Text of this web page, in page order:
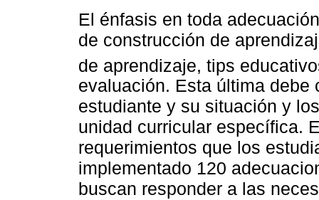
El énfasis en toda
de construcción de
de aprendizaje, tips
evaluación. Esta última debe
estudiante y su situación y
unidad curricular específica.
requerimientos que los
implementado 120
buscan responder a las